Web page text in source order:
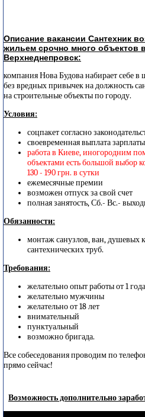
Описание вакансии Сантехник
жильем срочно много объектов
Верхнеднепровск:
компания Нова Будова набирает себе в
без вредных привычек на должность
на строительные объекты по городу.
Условия:
соцпакет согласно
своевременная выплата
работа в Киеве, иногородним
объектами есть большой выбор
130 - 190 грн. в сутки
ежемесячные премии
возможен отпуск за свой счет
полная занятость, Сб.- Вс.-
Обязанности:
монтаж санузлов, ван, душевых
сантехнических труб.
Требования:
желательно опыт работы от 1 года
желательно мужчины
желательно от 18 лет
внимательный
пунктуальный
возможно бригада.
Все собеседования проводим по
прямо сейчас!
Возможность дополнительно